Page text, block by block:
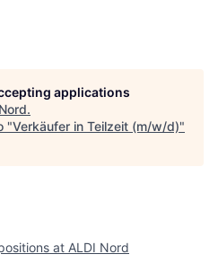
applications
.
"Verkäufer in Teilzeit (m/w/d)"
at ALDI Nord